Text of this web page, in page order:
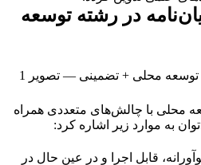
در رشته توسعه
محلی با چالش‌های متعددی همراه
به موارد زیر اشاره کرد:
قابل اجرا و در عین حال در